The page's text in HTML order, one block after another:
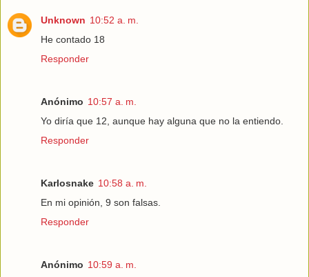
Unknown 10:52 a. m.
He contado 18
Responder
Anónimo 10:57 a. m.
Yo diría que 12, aunque hay alguna que no la entiendo.
Responder
Karlosnake 10:58 a. m.
En mi opinión, 9 son falsas.
Responder
Anónimo 10:59 a. m.